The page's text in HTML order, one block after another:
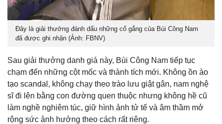
Đây là giải thưởng đánh dấu những cố gắng của Bùi Công Nam
đã được ghi nhận (Ảnh: FBNV)
Sau giải thưởng danh giá này, Bùi Công Nam tiếp tục
chạm đến những cột mốc và thành tích mới. Không ồn ào
tạo scandal, không chạy theo trào lưu giật gân, nam nghệ
sĩ đi lên bằng con đường quen thuộc nhưng không hề cũ
làm nghề nghiêm túc, giữ hình ảnh tử tế và âm thầm mở
rộng sức ảnh hưởng theo cách rất riêng.